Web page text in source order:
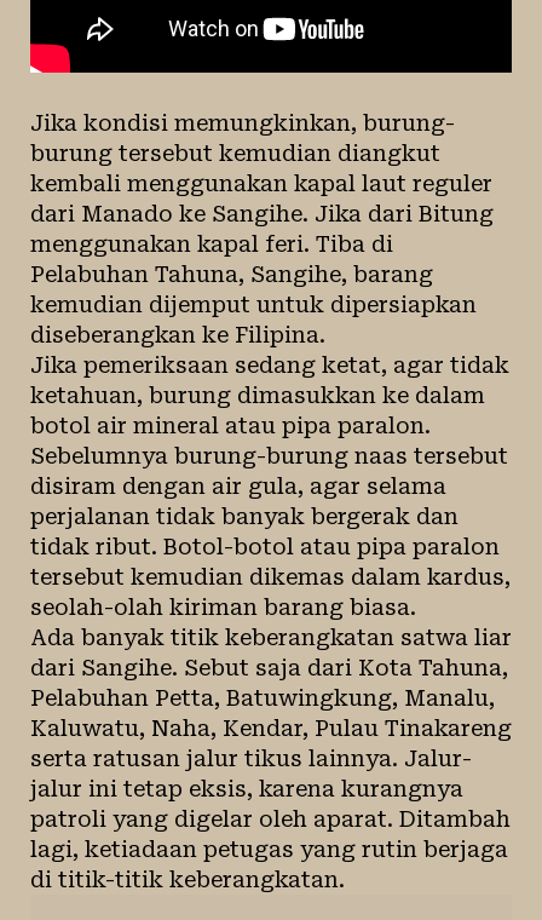
Jika kondisi memungkinkan, burung-
burung tersebut kemudian diangkut
kembali menggunakan kapal laut reguler
dari Manado ke Sangihe. Jika dari Bitung
menggunakan kapal feri. Tiba di
Pelabuhan Tahuna, Sangihe, barang
kemudian dijemput untuk dipersiapkan
diseberangkan ke Filipina.
Jika pemeriksaan sedang ketat, agar tidak
ketahuan, burung dimasukkan ke dalam
botol air mineral atau pipa paralon.
Sebelumnya burung-burung naas tersebut
disiram dengan air gula, agar selama
perjalanan tidak banyak bergerak dan
tidak ribut. Botol-botol atau pipa paralon
tersebut kemudian dikemas dalam kardus,
seolah-olah kiriman barang biasa.
Ada banyak titik keberangkatan satwa liar
dari Sangihe. Sebut saja dari Kota Tahuna,
Pelabuhan Petta, Batuwingkung, Manalu,
Kaluwatu, Naha, Kendar, Pulau Tinakareng
serta ratusan jalur tikus lainnya. Jalur-
jalur ini tetap eksis, karena kurangnya
patroli yang digelar oleh aparat. Ditambah
lagi, ketiadaan petugas yang rutin berjaga
di titik-titik keberangkatan.